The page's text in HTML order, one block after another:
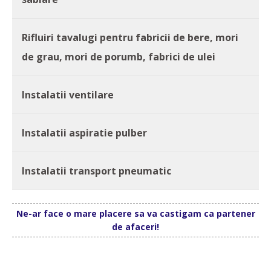
Rifluiri tavalugi pentru fabricii de bere, mori
de grau, mori de porumb, fabrici de ulei
Instalatii ventilare
Instalatii aspiratie pulber
Instalatii transport pneumatic
Ne-ar face o mare placere sa va castigam ca partener
de afaceri!